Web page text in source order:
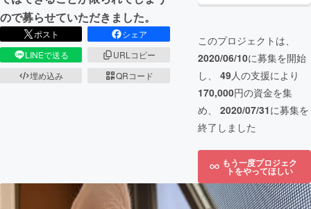
ので募らせていただきました。
ポスト
シェア
LINEで送る
URLコピー
埋め込み
QRコード
このプロジェクトは、
2020/06/10に募集を開始
し、 49人の支援により
170,000円の資金を集
め、 2020/07/31に募集を
終了しました
もう一度プロジェク
トをやってほしい